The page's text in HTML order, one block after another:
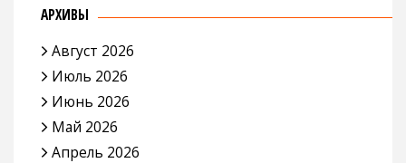
АРХИВЫ
Август 2026
Июль 2026
Июнь 2026
Май 2026
Апрель 2026